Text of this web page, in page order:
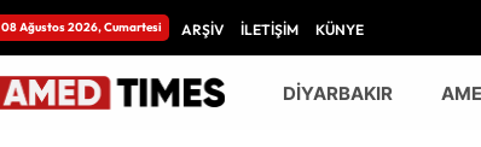
08 Ağustos 2026, Cumartesi ARŞİV İLETİŞİM KÜNYE
DİYARBAKIR